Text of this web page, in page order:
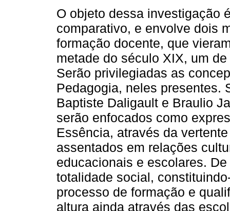
O objeto dessa investigação
comparativo, e envolve dois
formação docente, que
metade do século XIX, um
Serão privilegiadas as
Pedagogia, neles presentes.
Baptiste Daligault e Braulio
serão enfocados como
Essência, através da
assentados em relações
educacionais e escolares.
totalidade social,
processo de formação e
altura ainda através das